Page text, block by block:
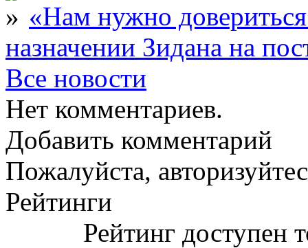
«Нам нужно
назначении Зидана на
Все новости
Нет комментариев.
Добавить комментарий
Пожалуйста,
Рейтинги
Рейтинг доступен